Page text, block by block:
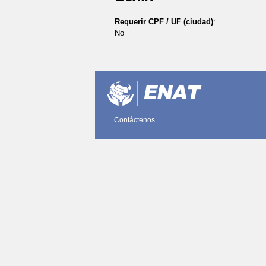
Requerir CPF / UF (ciudad):
No
Documento
Contáctenos